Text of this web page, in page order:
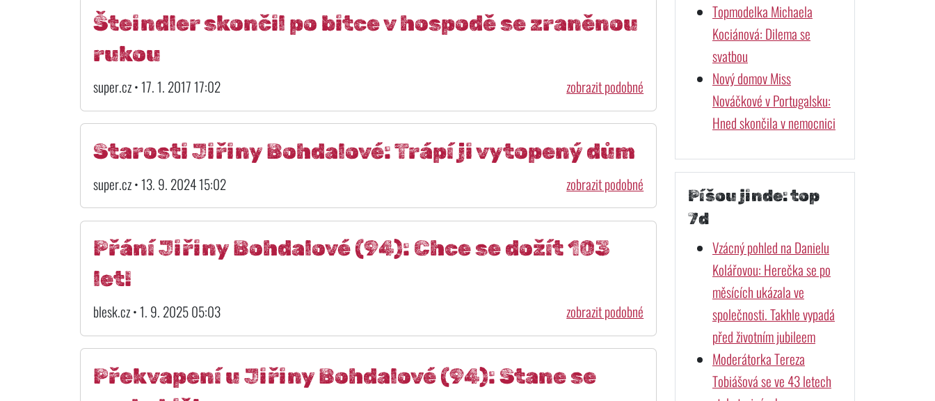
Šteindler skončil po bitce v hospodě se zraněnou
rukou
super.cz • 17. 1. 2017 17:02 zobrazit podobné
Starosti Jiřiny Bohdalové: Trápí ji vytopený dům
super.cz • 13. 9. 2024 15:02 zobrazit podobné
Přání Jiřiny Bohdalové (94): Chce se dožít 103
let!
blesk.cz • 1. 9. 2025 05:03 zobrazit podobné
Překvapení u Jiřiny Bohdalové (94): Stane se
Topmodelka Michaela
Kociánová: Dilema se
svatbou
Nový domov Miss
Nováčkové v Portugalsku:
Hned skončila v nemocnici
Píšou jinde: top
7d
Vzácný pohled na Danielu
Kolářovou: Herečka se po
měsících ukázala ve
společnosti. Takhle vypadá
před životním jubileem
Moderátorka Tereza
Tobiášová se ve 43 letech